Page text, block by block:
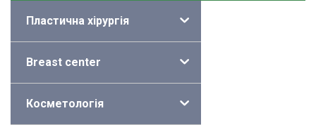
Категорії
Пластична хірургія
Breast center
Косметологія